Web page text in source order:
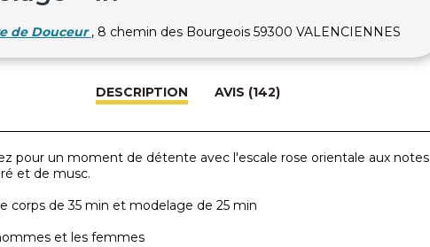
de Douceur , 8 chemin des Bourgeois 59300 VALENCIENNES
DESCRIPTION AVIS (142)
pour un moment de détente avec l'escale rose orientale aux notes
et de musc.
corps de 35 min et modelage de 25 min
et les femmes